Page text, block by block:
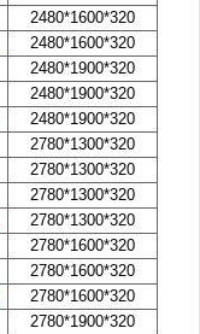
2480*1600*320
2480*1600*320
2480*1900*320
2480*1900*320
2480*1900*320
2780*1300*320
2780*1300*320
2780*1300*320
2780*1300*320
2780*1600*320
2780*1600*320
2780*1600*320
2780*1900*320